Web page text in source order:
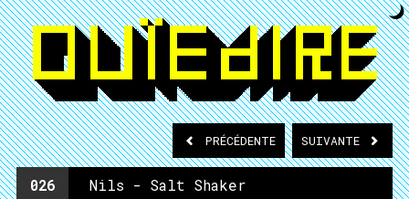
PRÉCÉDENTE SUIVANTE
026 Nils - Salt Shaker